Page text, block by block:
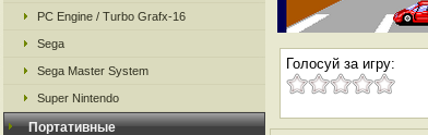
PC Engine / Turbo Grafx-16
Sega
Sega Master System
Super Nintendo
Портативные
Голосуй за игру: